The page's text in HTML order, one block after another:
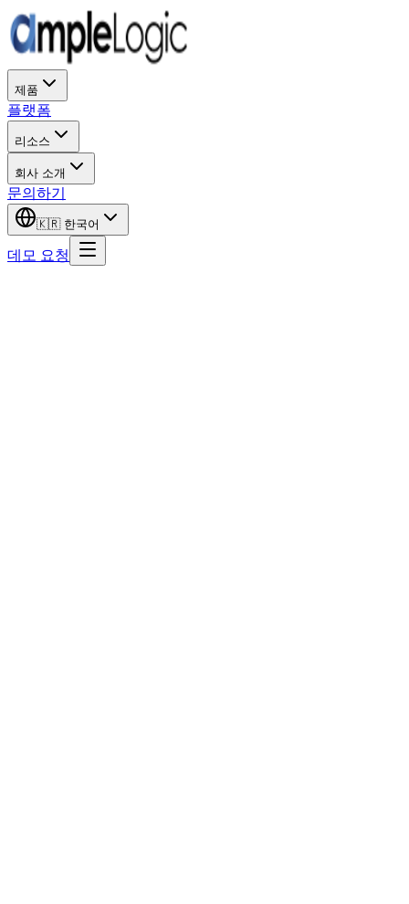
제품
플랫폼
리소스
회사 소개
문의하기
🇰🇷 한국어
데모 요청